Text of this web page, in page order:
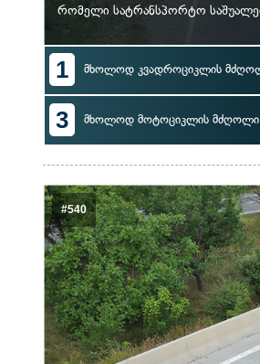
რომელი სატრანსპორტო
1 მხოლოდ კვადროციკლის
3 მხოლოდ მოტოციკლის მძღოლი
#540